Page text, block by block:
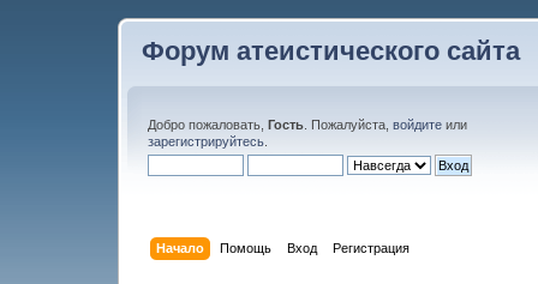
Форум атеистического сайта
Добро пожаловать, Гость . Пожалуйста, войдите или
зарегистрируйтесь
Начало Помощь Вход Регистрация